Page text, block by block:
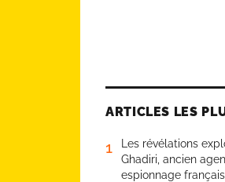
ARTICLES LES
1
Les révélations
Ghadiri, ancien
espionnage